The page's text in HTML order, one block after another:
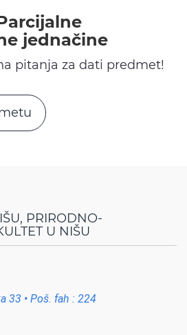
jednačine
pitanja za dati predmet!
PRIRODNO-
U NIŠU
33 • Poš. fah : 224